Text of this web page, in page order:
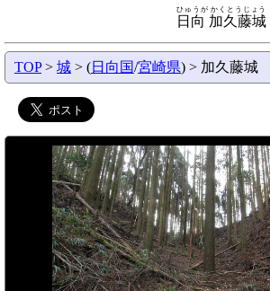
日向 加久藤城
ひゅうが かくとうじょう
TOP> 城 > (日向国/宮崎県) > 加久藤城